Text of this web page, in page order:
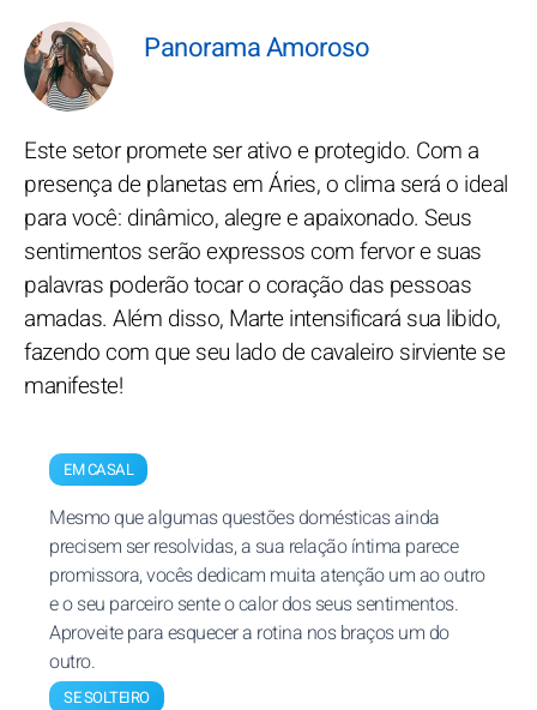
Panorama Amoroso
Este setor promete ser ativo e protegido. Com a
presença de planetas em Áries, o clima será o ideal
para você: dinâmico, alegre e apaixonado. Seus
sentimentos serão expressos com fervor e suas
palavras poderão tocar o coração das pessoas
amadas. Além disso, Marte intensificará sua libido,
fazendo com que seu lado de cavaleiro sirviente se
manifeste!
EM CASAL
Mesmo que algumas questões domésticas ainda
precisem ser resolvidas, a sua relação íntima parece
promissora, vocês dedicam muita atenção um ao outro
e o seu parceiro sente o calor dos seus sentimentos.
Aproveite para esquecer a rotina nos braços um do
outro.
SE SOLTEIRO